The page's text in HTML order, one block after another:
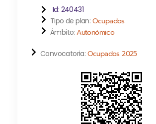
Id: 240431
Tipo de plan: Ocupados
Ámbito:Autonómico
Convocatoria: Ocupados 2025